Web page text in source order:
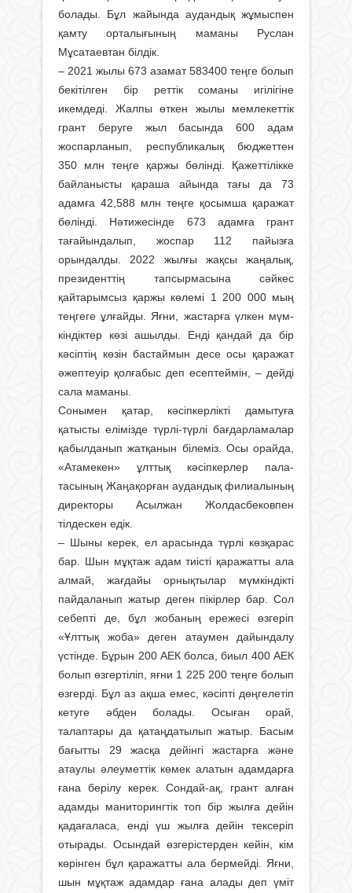
болады. Бұл жайында аудандық жұмыспен
қам­ту орталығының маманы Руслан
Мұсатаевтан білдік.
– 2021 жылы 673 азамат 583400 теңге болып
бекітілген бір реттік соманы игілігіне
икемдеді. Жалпы өткен жылы мемлекеттік
грант беруге жыл басында 600 адам
жоспарланып, республикалық бюджеттен
350 млн теңге қаржы бөлінді. Қажеттілікке
байланысты қараша айында тағы да 73
адамға 42,588 млн теңге қосымша қаражат
бөлінді. Нәтижесінде 673 адамға грант
тағайындалып, жоспар 112 пайызға
орындалды. 2022 жыл­ғы жақсы жаңалық,
президенттің тапсырмасына сәйкес
қайтарымсыз қаржы көлемі 1 200 000 мың
теңгеге ұлғайды. Яғни, жастарға үлкен мүм­
кіндіктер көзі ашылды. Енді қандай да бір
кәсіптің көзін бастаймын десе осы қаражат
әжептеуір қолғабыс деп есептеймін, – дейді
сала маманы.
Сонымен қатар, кәсіпкерлікті да­мытуға
қатысты елімізде түрлі-түрлі бағдарламалар
қабылданып жат­қанын білеміз. Осы орайда,
«Ата­мекен» ұлттық кәсіпкерлер пала­
тасының Жаңақорған аудандық фи­лиа­лының
директоры Асылжан Жол­дас­бековпен
тілдескен едік.
– Шыны керек, ел арасында түр­лі көзқарас
бар. Шын мұқтаж адам тиісті қаражатты ала
алмай, жағдайы орнықтылар мүмкіндікті
пайдаланып жатыр деген пікірлер бар. Сол
се­бепті де, бұл жобаның ережесі өз­геріп
«Ұлттық жоба» деген атаумен дайындалу
үстінде. Бұрын 200 АЕК болса, биыл 400 АЕК
болып өзгертіліп, яғни 1 225 200 теңге болып
өзгерді. Бұл аз ақша емес, кәсіпті дөңгелетіп
кетуге әбден болады. Осыған орай,
талаптары да қатаңдатылып жатыр. Басым
бағытты 29 жасқа дейінгі жастарға және
атаулы әлеуметтік көмек алатын адамдарға
ғана берілу керек. Сондай-ақ, грант алған
адам­ды маниторингтік топ бір жылға дейін
қадағаласа, енді үш жылға дейін тексеріп
отырады. Осындай өзгерістерден кейін, кім
көрінген бұл қаражатты ала бермейді. Яғни,
шын мұқтаж адамдар ғана алады деп үміт